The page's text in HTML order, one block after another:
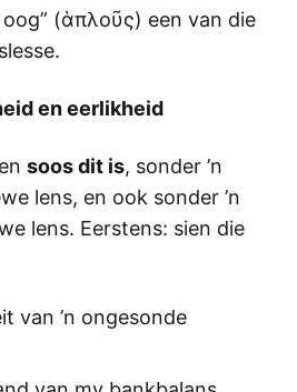
(ἁπλοῦς) een van die
en eerlikheid
soos dit is, sonder ’n
lens, en ook sonder ’n
lens. Eerstens: sien die
van ’n ongesonde